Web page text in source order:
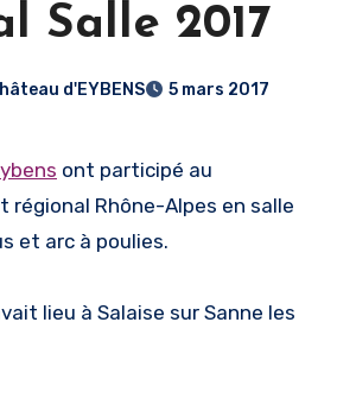
Salle 2017
d'EYBENS 5 mars 2017
ont participé au
régional Rhône-Alpes en salle
et arc à poulies.
lieu à Salaise sur Sanne les